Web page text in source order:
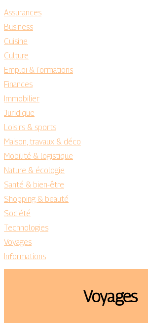
Assurances
Business
Cuisine
Culture
Emploi & formations
Finances
Immobilier
Juridique
Loisirs & sports
Maison, travaux & déco
Mobilité & logistique
Nature & écologie
Santé & bien-être
Shopping & beauté
Société
Technologies
Voyages
Informations
Voyages